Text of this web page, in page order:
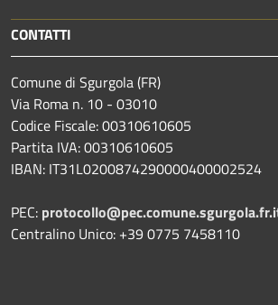
CONTATTI
Comune di Sgurgola (FR)
Via Roma n. 10 - 03010
Codice Fiscale: 00310610605
Partita IVA: 00310610605
IBAN: IT31L0200874290000400002524
PEC:
Centralino Unico: +39 0775 7458110